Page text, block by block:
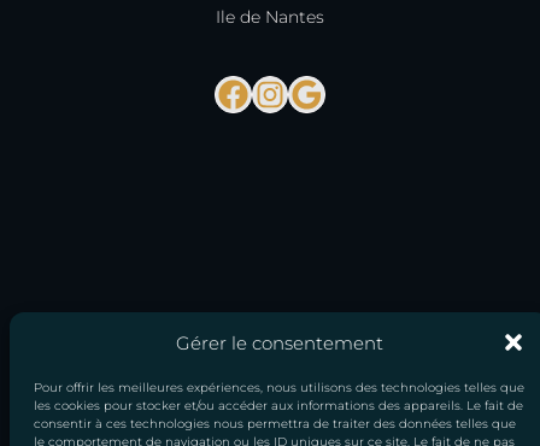
Gérer le consentement
Pour offrir les meilleures expériences, nous utilisons des technologies telles que
les cookies pour stocker et/ou accéder aux informations des appareils. Le fait de
consentir à ces technologies nous permettra de traiter des données telles que
le comportement de navigation ou les ID uniques sur ce site. Le fait de ne pas
Ile de Nantes
Facebook
Instagram
Google